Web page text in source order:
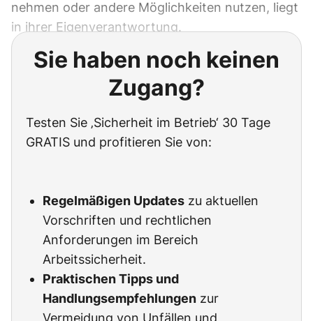
nehmen oder andere Möglichkeiten nutzen, liegt
in ihrer Eigenverantwortung.
Sie haben noch keinen
Zugang?
Testen Sie ‚Sicherheit im Betrieb‘ 30 Tage
GRATIS und profitieren Sie von:
Regelmäßigen Updates zu aktuellen
Vorschriften und rechtlichen
Anforderungen im Bereich
Arbeitssicherheit.
Praktischen Tipps und
Handlungsempfehlungen zur
Vermeidung von Unfällen und